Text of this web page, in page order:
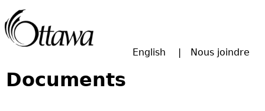
English Nous joindre
Documents